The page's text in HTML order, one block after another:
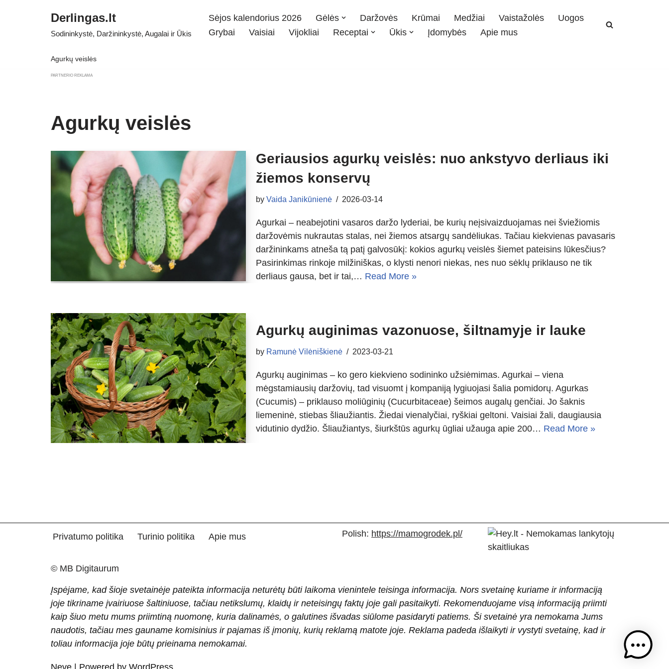
Derlingas.lt
Sodininkystė, Daržininkystė, Augalai ir Ūkis
Sėjos kalendorius 2026 Gėlės Daržovės Krūmai Medžiai Vaistažolės
Uogos
Grybai
Vaisiai Vijokliai Receptai Ūkis Įdomybės Apie mus
Agurkų veislės
PARTNERIO REKLAMA
Agurkų veislės
Geriausios agurkų veislės: nuo ankstyvo derliaus iki
žiemos konservų
by Vaida Janikūnienė 2026-03-14
Agurkai – neabejotini vasaros daržo lyderiai, be kurių neįsivaizduojamas nei šviežiomis
daržovėmis nukrautas stalas, nei žiemos atsargų sandėliukas. Tačiau kiekvienas pavasaris
daržininkams atneša tą patį galvosūkį: kokios agurkų veislės šiemet pateisins lūkesčius?
Pasirinkimas rinkoje milžiniškas, o klysti nenori niekas, nes nuo sėklų priklauso ne tik
derliaus gausa, bet ir tai,… Read More »
Agurkų auginimas vazonuose, šiltnamyje ir lauke
by Ramunė Vilėniškienė 2023-03-21
Agurkų auginimas – ko gero kiekvieno sodininko užsiėmimas. Agurkai – viena
mėgstamiausių daržovių, tad visuomt į kompaniją lygiuojasi šalia pomidorų. Agurkas
(Cucumis) – priklauso moliūginių (Cucurbitaceae) šeimos augalų genčiai. Jo šaknis
liemeninė, stiebas šliaužiantis. Žiedai vienalyčiai, ryškiai geltoni. Vaisiai žali, daugiausia
vidutinio dydžio. Šliaužiantys, šiurkštūs agurkų ūgliai užauga apie 200… Read More »
Privatumo politika Turinio politika Apie mus Polish: https://mamogrodek.pl/
© MB Digitaurum
Įspėjame, kad šioje svetainėje pateikta informacija neturėtų būti laikoma vienintele teisinga informacija. Nors svetainę kuriame ir informaciją
joje tikriname įvairiuose šaltiniuose, tačiau netikslumų, klaidų ir neteisingų faktų joje gali pasitaikyti. Rekomenduojame visą informaciją priimti
kaip šiuo metu mums priimtiną nuomonę, kuria dalinamės, o galutines išvadas siūlome pasidaryti patiems. Ši svetainė yra nemokama Jums
naudotis, tačiau mes gauname komisinius ir pajamas iš įmonių, kurių reklamą matote joje. Reklama padeda išlaikyti ir vystyti svetainę, kad ir
toliau informacija joje būtų prieinama nemokamai.